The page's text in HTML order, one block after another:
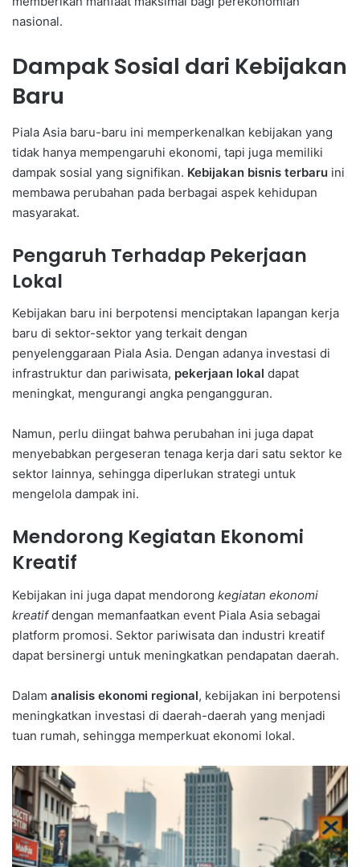
nasional.
Dampak Sosial dari Kebijakan
Baru
Piala Asia baru-baru ini memperkenalkan kebijakan yang
tidak hanya mempengaruhi ekonomi, tapi juga memiliki
dampak sosial yang signifikan. Kebijakan bisnis terbaru ini
membawa perubahan pada berbagai aspek kehidupan
masyarakat.
Pengaruh Terhadap Pekerjaan
Lokal
Kebijakan baru ini berpotensi menciptakan lapangan kerja
baru di sektor-sektor yang terkait dengan
penyelenggaraan Piala Asia. Dengan adanya investasi di
infrastruktur dan pariwisata, pekerjaan lokal dapat
meningkat, mengurangi angka pengangguran.
Namun, perlu diingat bahwa perubahan ini juga dapat
menyebabkan pergeseran tenaga kerja dari satu sektor ke
sektor lainnya, sehingga diperlukan strategi untuk
mengelola dampak ini.
Mendorong Kegiatan Ekonomi
Kreatif
Kebijakan ini juga dapat mendorong kegiatan ekonomi
kreatifdengan memanfaatkan event Piala Asia sebagai
platform promosi. Sektor pariwisata dan industri kreatif
dapat bersinergi untuk meningkatkan pendapatan daerah.
Dalam analisis ekonomi regional, kebijakan ini berpotensi
meningkatkan investasi di daerah-daerah yang menjadi
tuan rumah, sehingga memperkuat ekonomi lokal.